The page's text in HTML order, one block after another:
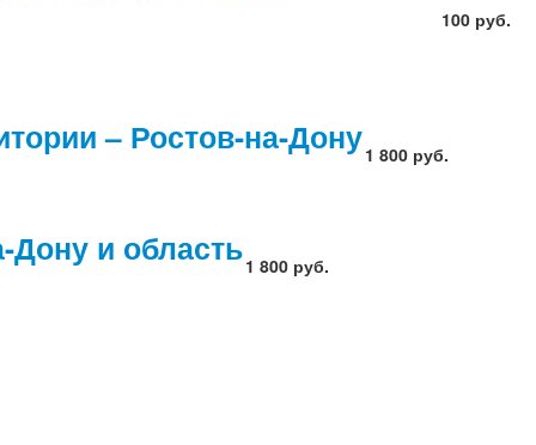
100 руб.
– Ростов-на-Дону1 800 руб.
и область1 800 руб.